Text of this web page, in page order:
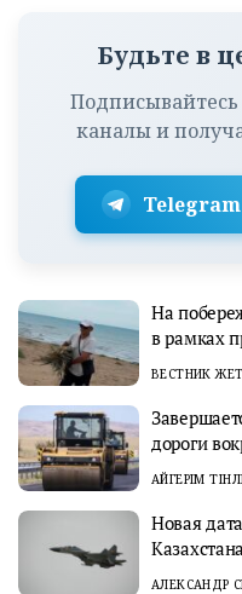
Будьте в
каналы и
Telegram
На
в рамках
ВЕСТНИК
дороги
АЙГЕРІМ
Новая
Казахстана
АЛЕКСАНДР